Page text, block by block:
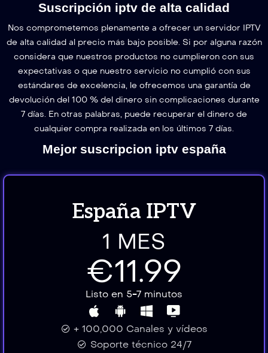
Suscripción iptv de alta calidad
Nos comprometemos plenamente a ofrecer un servidor IPTV
de alta calidad al precio más bajo posible. Si por alguna razón
considera que nuestros productos no cumplieron con sus
expectativas o que nuestro servicio no cumplió con sus
estándares de excelencia, le ofrecemos una garantía de
devolución del 100 % del dinero sin complicaciones durante
7 días. En otras palabras, puede recuperar el dinero de
cualquier compra realizada en los últimos 7 días.
Mejor suscripcion iptv españa
España IPTV
1 MES
€11.99
Listo en 5-7 minutos
+ 100,000 Canales y vídeos
Soporte técnico 24/7